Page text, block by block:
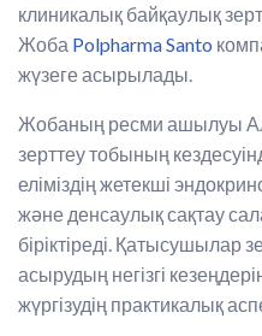
клиникалық байқаулық
Жоба Polpharma Santo
жүзеге асырылады.
Жобаның ресми ашылуы
зерттеу тобының
еліміздің жетекші
және денсаулық сақтау
біріктіреді. Қатысушылар
асырудың негізгі
жүргізудің практикалық